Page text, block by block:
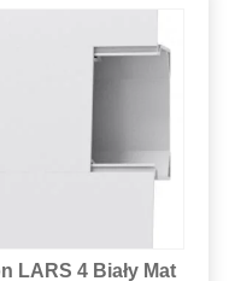
LARS 4 Biały Mat